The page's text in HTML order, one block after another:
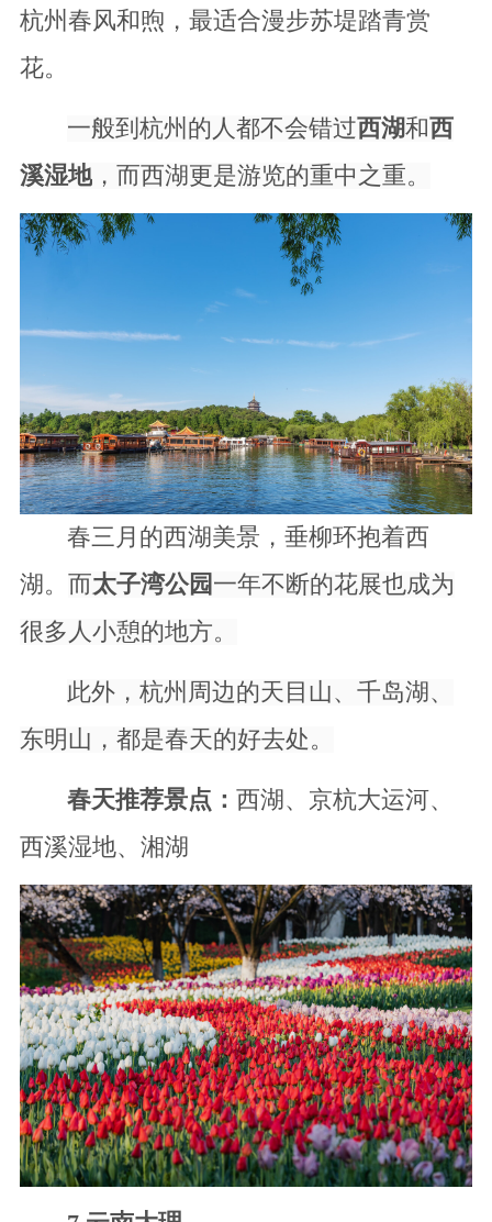
杭州春风和煦，最适合漫步苏堤踏青赏
花。
一般到杭州的人都不会错过西湖和西
溪湿地，而西湖更是游览的重中之重。
春三月的西湖美景，垂柳环抱着西
湖。 而太子湾公园 一年不断的花展也成为
很多人小憩的地方。
此外，杭州周边的天目山、千岛湖、
东明山，都是春天的好去处。
春天推荐景点： 西湖、京杭大运河、
西溪湿地、湘湖